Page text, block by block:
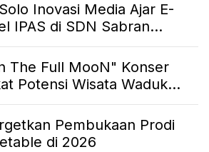
Inovasi Media Ajar E-
IPAS di SDN Sabran...
The Full MooN" Konser
Potensi Wisata Waduk...
Pembukaan Prodi
di 2026